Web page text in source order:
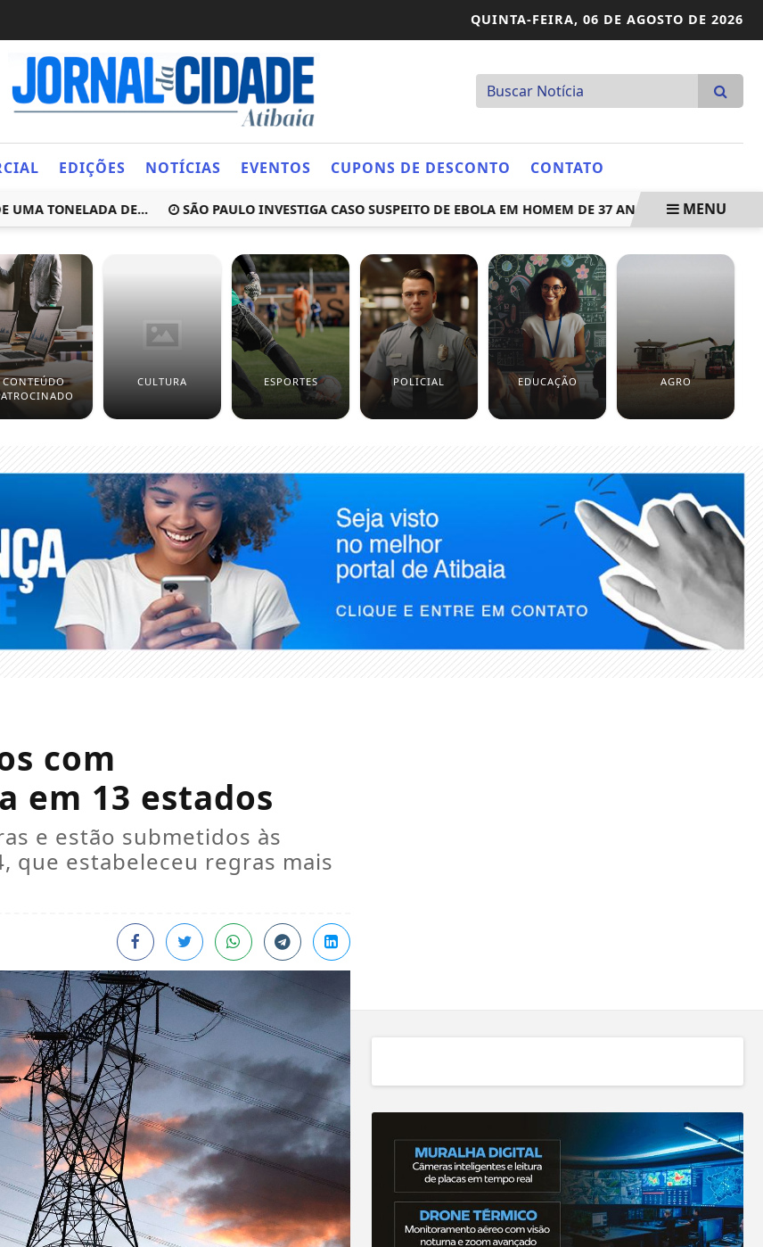
QUINTA-FEIRA, 06 DE AGOSTO DE 2026
EDIÇÕES NOTÍCIAS EVENTOS CUPONS DE DESCONTO CONTATO
TONELADA DE... SÃO PAULO INVESTIGA CASO SUSPEITO DE EBOLA EM HOMEM DE 37 ANOS MEGA-SENA
MENU
CONTEÚDO
CULTURA ESPORTES POLICIAL EDUCAÇÃO AGRO
com
em 13 estados
e estão submetidos às
que estabeleceu regras mais